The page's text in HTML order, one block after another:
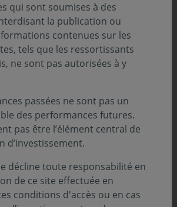
et de la Musique pour la
création insolite et originale, la
œuvre résidant dans
6 contrebasses à un même pupitre ;
ensemble, elles sont
sur les devants de la scène
individuelles.
Oscar
BIANCHI
qui sont soumises à des
la publication ou
contenues sur les
tels que les ressortissants
ne sont pas autorisées à y
passées ne sont pas un
des performances futures.
pas être l’élément central de
d’investissement.
décline toute responsabilité en
de ce site effectuée en
conditions d'accès ou en cas